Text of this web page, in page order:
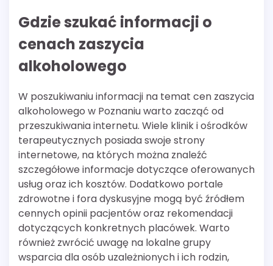
Gdzie szukać informacji o
cenach zaszycia
alkoholowego
W poszukiwaniu informacji na temat cen zaszycia
alkoholowego w Poznaniu warto zacząć od
przeszukiwania internetu. Wiele klinik i ośrodków
terapeutycznych posiada swoje strony
internetowe, na których można znaleźć
szczegółowe informacje dotyczące oferowanych
usług oraz ich kosztów. Dodatkowo portale
zdrowotne i fora dyskusyjne mogą być źródłem
cennych opinii pacjentów oraz rekomendacji
dotyczących konkretnych placówek. Warto
również zwrócić uwagę na lokalne grupy
wsparcia dla osób uzależnionych i ich rodzin,